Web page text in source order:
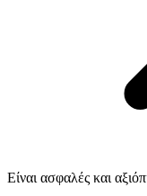
Είναι ασφαλές και